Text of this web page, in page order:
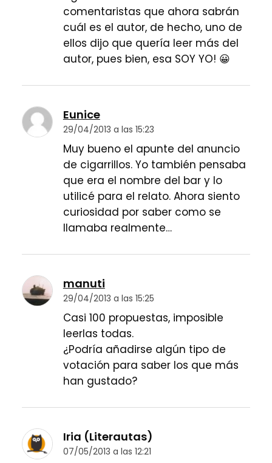
comentaristas que ahora sabrán
cuál es el autor, de hecho, uno de
ellos dijo que quería leer más del
autor, pues bien, esa SOY YO! 😀
Eunice
29/04/2013 a las 15:23
Muy bueno el apunte del anuncio
de cigarrillos. Yo también pensaba
que era el nombre del bar y lo
utilicé para el relato. Ahora siento
curiosidad por saber como se
llamaba realmente…
manuti
29/04/2013 a las 15:25
Casi 100 propuestas, imposible
leerlas todas.
¿Podría añadirse algún tipo de
votación para saber los que más
han gustado?
Iria (Literautas)
07/05/2013 a las 12:21